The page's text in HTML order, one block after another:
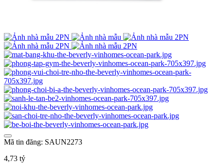
Mã tin đăng: SAUN2273
4,73 tỷ